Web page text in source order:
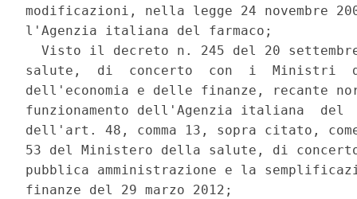
modificazioni, nella legge 24 novembre
l'Agenzia italiana del farmaco;
Visto il decreto n. 245 del 20
salute,  di  concerto  con  i  Ministri
dell'economia e delle finanze, recante
funzionamento dell'Agenzia italiana  del
dell'art. 48, comma 13, sopra citato,
53 del Ministero della salute, di
pubblica amministrazione e la
finanze del 29 marzo 2012;